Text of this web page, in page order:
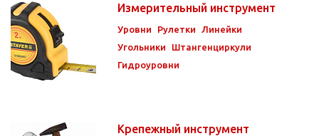
Измерительный инструмент
Уровни Рулетки
Линейки
Угольники
Штангенциркули
Гидроуровни
Крепежный инструмент